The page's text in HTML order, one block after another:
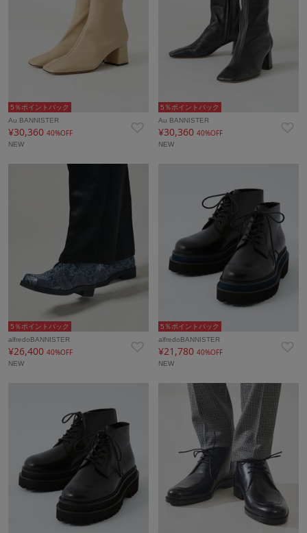
5％ポイントバック
Au BANNISTER
¥30,360 40%OFF
NEW
5％ポイントバック
Au BANNISTER
¥30,36040%OFF
NEW
5％ポイントバック
alfredoBANNISTER
¥26,400 40%OFF
NEW
5％ポイントバック
alfredoBANNISTER
¥21,78040%OFF
NEW